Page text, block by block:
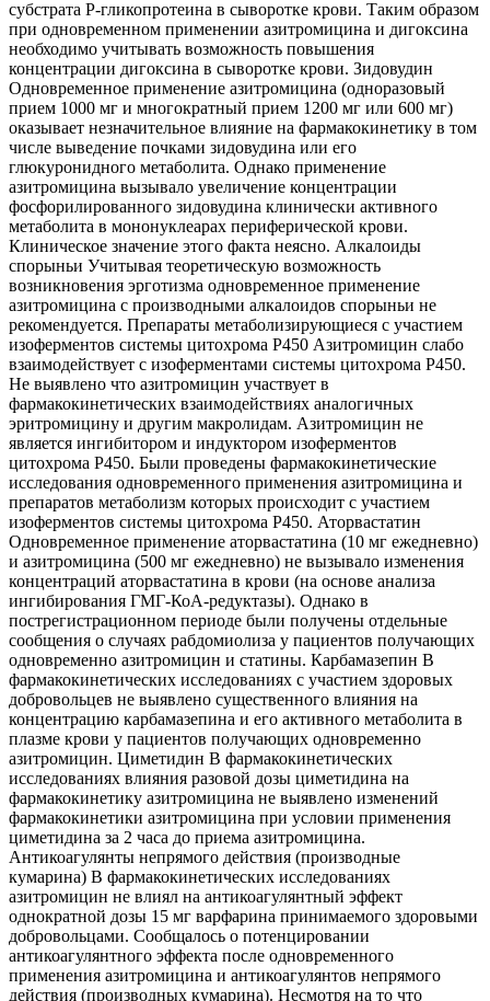
субстрата Р-гликопротеина в сыворотке крови. Таким образом
при одновременном применении азитромицина и дигоксина
необходимо учитывать возможность повышения
концентрации дигоксина в сыворотке крови. Зидовудин
Одновременное применение азитромицина (одноразовый
прием 1000 мг и многократный прием 1200 мг или 600 мг)
оказывает незначительное влияние на фармакокинетику в том
числе выведение почками зидовудина или его
глюкуронидного метаболита. Однако применение
азитромицина вызывало увеличение концентрации
фосфорилированного зидовудина клинически активного
метаболита в мононуклеарах периферической крови.
Клиническое значение этого факта неясно. Алкалоиды
спорыньи Учитывая теоретическую возможность
возникновения эрготизма одновременное применение
азитромицина с производными алкалоидов спорыньи не
рекомендуется. Препараты метаболизирующиеся с участием
изоферментов системы цитохрома Р450 Азитромицин слабо
взаимодействует с изоферментами системы цитохрома Р450.
Не выявлено что азитромицин участвует в
фармакокинетических взаимодействиях аналогичных
эритромицину и другим макролидам. Азитромицин не
является ингибитором и индуктором изоферментов
цитохрома Р450. Были проведены фармакокинетические
исследования одновременного применения азитромицина и
препаратов метаболизм которых происходит с участием
изоферментов системы цитохрома Р450. Аторвастатин
Одновременное применение аторвастатина (10 мг ежедневно)
и азитромицина (500 мг ежедневно) не вызывало изменения
концентраций аторвастатина в крови (на основе анализа
ингибирования ГМГ-КоА-редуктазы). Однако в
пострегистрационном периоде были получены отдельные
сообщения о случаях рабдомиолиза у пациентов получающих
одновременно азитромицин и статины. Карбамазепин В
фармакокинетических исследованиях с участием здоровых
добровольцев не выявлено существенного влияния на
концентрацию карбамазепина и его активного метаболита в
плазме крови у пациентов получающих одновременно
азитромицин. Циметидин В фармакокинетических
исследованиях влияния разовой дозы циметидина на
фармакокинетику азитромицина не выявлено изменений
фармакокинетики азитромицина при условии применения
циметидина за 2 часа до приема азитромицина.
Антикоагулянты непрямого действия (производные
кумарина) В фармакокинетических исследованиях
азитромицин не влиял на антикоагулянтный эффект
однократной дозы 15 мг варфарина принимаемого здоровыми
добровольцами. Сообщалось о потенцировании
антикоагулянтного эффекта после одновременного
применения азитромицина и антикоагулянтов непрямого
действия (производных кумарина). Несмотря на то что